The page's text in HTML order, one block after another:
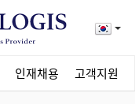
인재채용 고객지원